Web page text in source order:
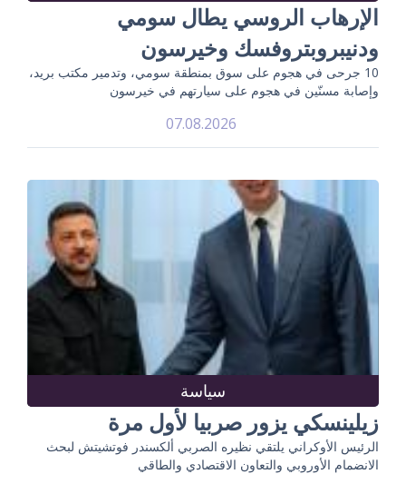
الإرهاب الروسي يطال سومي
ودنيبروبتروفسك وخيرسون
10 جرحى في هجوم على سوق بمنطقة سومي، وتدمير مكتب بريد،
وإصابة مسنّين في هجوم على سيارتهم في خيرسون
07.08.2026
سياسة
زيلينسكي يزور صربيا لأول مرة
الرئيس الأوكراني يلتقي نظيره الصربي ألكسندر فوتشيتش لبحث
الانضمام الأوروبي والتعاون الاقتصادي والطاقي